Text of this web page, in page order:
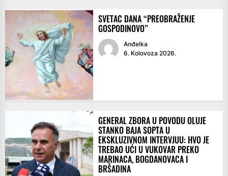
SVETAC DANA “PREOBRAŽENJE
GOSPODINOVO”
Anđelka
6. Kolovoza 2026.
GENERAL ZBORA U POVODU OLUJE
STANKO BAJA SOPTA U
EKSKLUZIVNOM INTERVJUU: HVO JE
TREBAO UĆI U VUKOVAR PREKO
MARINACA, BOGDANOVACA I
BRŠADINA